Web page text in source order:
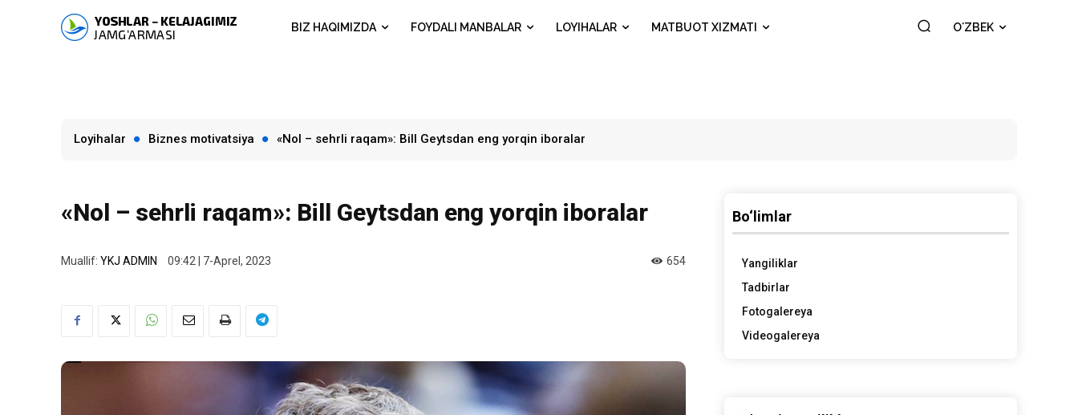
BIZ HAQIMIZDA FOYDALI MANBALAR LOYIHALAR MATBUOT XIZMATI OʻZBEK
Loyihalar Biznes motivatsiya «Nol – sehrli raqam»: Bill Geytsdan eng yorqin iboralar
«Nol – sehrli raqam»: Bill Geytsdan eng yorqin iboralar
Muallif: YKJ ADMIN 09:42 | 7-Aprel, 2023 654
Bo‘limlar
Yangiliklar
Tadbirlar
Fotogalereya
Videogalereya